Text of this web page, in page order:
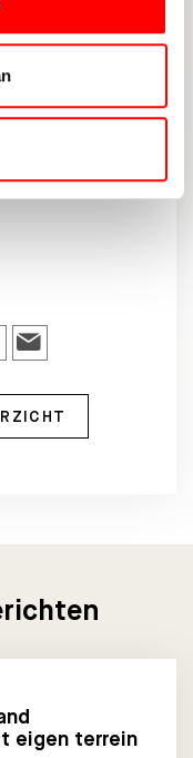
van onze
aan het juiste
of bel 030-
eigen terrein